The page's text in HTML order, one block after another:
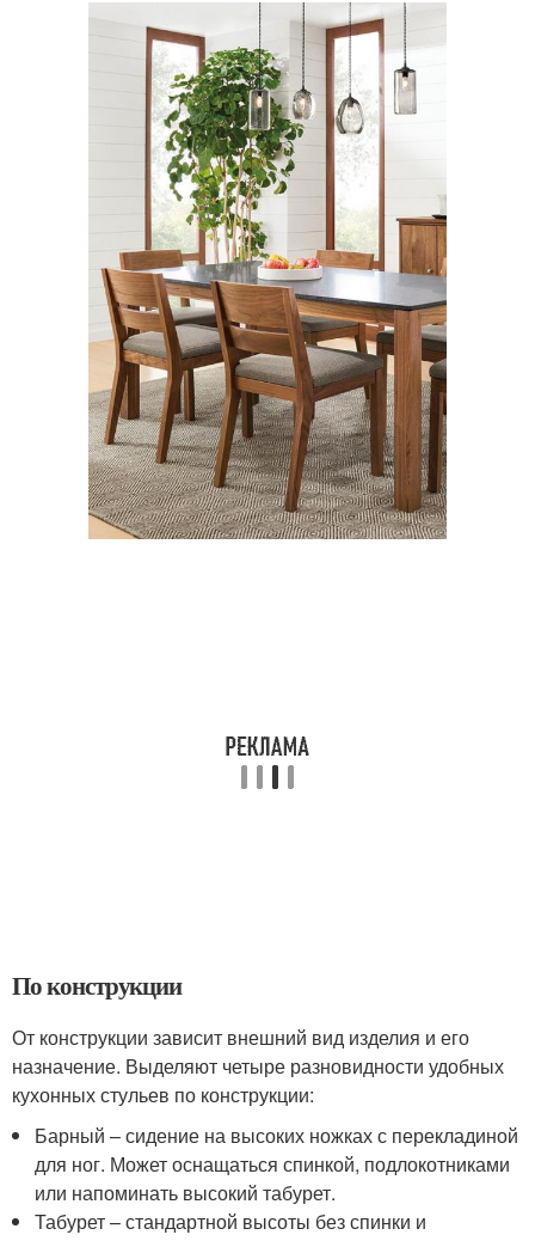
По конструкции
От конструкции зависит внешний вид изделия и его
назначение. Выделяют четыре разновидности удобных
кухонных стульев по конструкции:
Барный – сидение на высоких ножках с перекладиной
для ног. Может оснащаться спинкой, подлокотниками
или напоминать высокий табурет.
Табурет – стандартной высоты без спинки и